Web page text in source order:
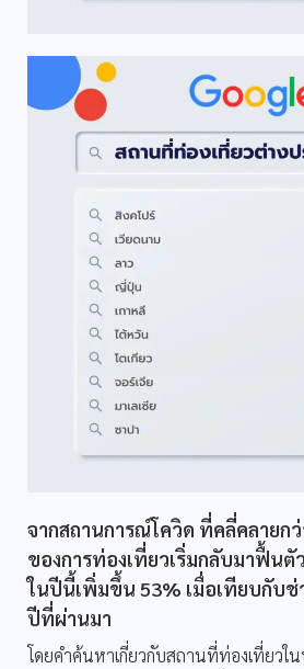
จากสถานการณ์โควิด ที่คลี่คลายก
ของการท่องเที่ยวเริ่มกลับมาฟื้นตั
ในปีนี้เพิ่มขึ้น 53% เมื่อเทียบกับช่
ปีที่ผ่านมา
โดยคำค้นหาเกี่ยวกับสถานที่ท่องเที่ยวใ